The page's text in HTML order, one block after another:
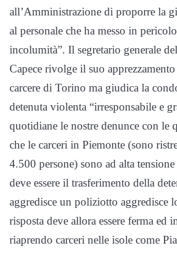
all’Amministrazione di proporre la
al personale che ha messo in
incolumità”. Il segretario generale
Capece rivolge il suo
carcere di Torino ma giudica la
detenuta violenta “irresponsabile e
quotidiane le nostre denunce con le
che le carceri in Piemonte (sono
4.500 persone) sono ad alta
deve essere il trasferimento della
aggredisce un poliziotto aggredisce
risposta deve allora essere ferma ed
riaprendo carceri nelle isole come